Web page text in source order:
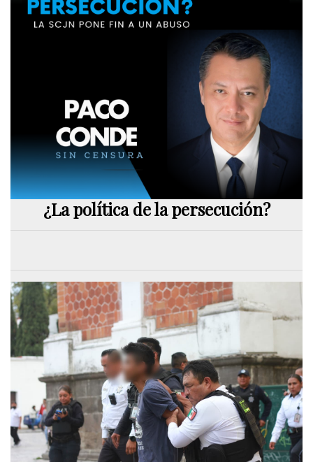
¿La política de la persecución?